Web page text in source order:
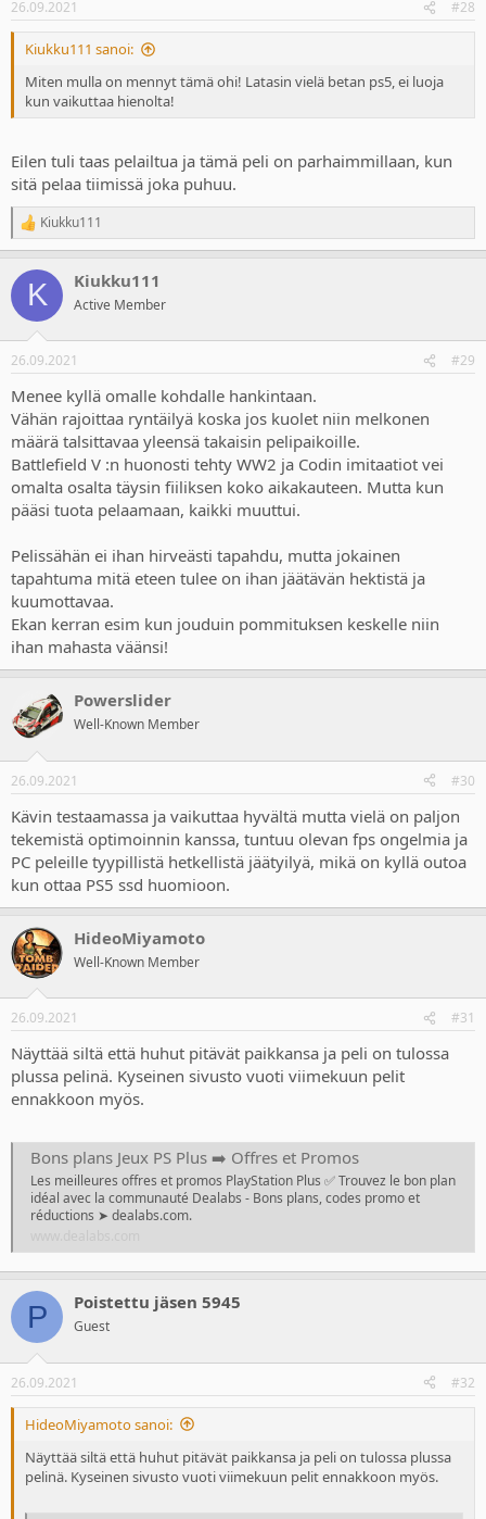
s
:
26.09.2021 #28
Kiukku111 sanoi:
Miten mulla on mennyt tämä ohi! Latasin vielä betan ps5, ei luoja
kun vaikuttaa hienolta!
Eilen tuli taas pelailtua ja tämä peli on parhaimmillaan, kun
sitä pelaa tiimissä joka puhuu.
R
e
c
i
s
Kiukku111
K Kiukku111
Active Member
26.09.2021 #29
Menee kyllä omalle kohdalle hankintaan.
Vähän rajoittaa ryntäilyä koska jos kuolet niin melkonen
määrä talsittavaa yleensä takaisin pelipaikoille.
Battlefield V :n huonosti tehty WW2 ja Codin imitaatiot vei
omalta osalta täysin fiiliksen koko aikakauteen. Mutta kun
pääsi tuota pelaamaan, kaikki muuttui.
Pelissähän ei ihan hirveästi tapahdu, mutta jokainen
tapahtuma mitä eteen tulee on ihan jäätävän hektistä ja
kuumottavaa.
Ekan kerran esim kun jouduin pommituksen keskelle niin
ihan mahasta väänsi!
Powerslider
Well-Known Member
26.09.2021 #30
Kävin testaamassa ja vaikuttaa hyvältä mutta vielä on paljon
tekemistä optimoinnin kanssa, tuntuu olevan fps ongelmia ja
PC peleille tyypillistä hetkellistä jäätyilyä, mikä on kyllä outoa
kun ottaa PS5 ssd huomioon.
HideoMiyamoto
Well-Known Member
26.09.2021 #31
Näyttää siltä että huhut pitävät paikkansa ja peli on tulossa
plussa pelinä. Kyseinen sivusto vuoti viimekuun pelit
ennakkoon myös.
Bons plans Jeux PS Plus ➡️ Offres et Promos
Les meilleures offres et promos PlayStation Plus ✅ Trouvez le bon plan
idéal avec la communauté Dealabs - Bons plans, codes promo et
réductions ➤ dealabs.com.
P Poistettu jäsen 5945
Guest
26.09.2021 #32
HideoMiyamoto sanoi:
Näyttää siltä että huhut pitävät paikkansa ja peli on tulossa plussa
pelinä. Kyseinen sivusto vuoti viimekuun pelit ennakkoon myös.